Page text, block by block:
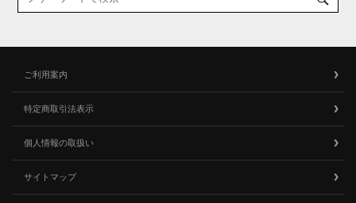
ご利用案内
特定商取引法表示
個人情報の取扱い
サイトマップ